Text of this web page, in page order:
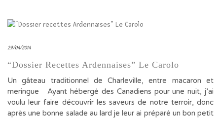
29/04/2014
“Dossier Recettes Ardennaises” Le Carolo
Un gâteau traditionnel de Charleville, entre macaron et
meringue Ayant hébergé des Canadiens pour une nuit, j’ai
voulu leur faire découvrir les saveurs de notre terroir, donc
après une bonne salade au lard je leur ai préparé un bon petit